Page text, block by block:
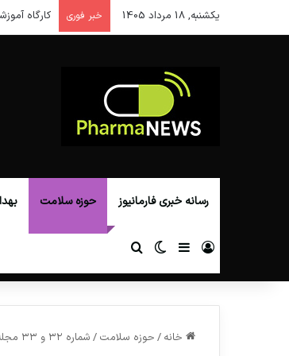
یکشنبه, 18 مرداد 1405 خبر فوری کارگاه
رسانه خبری فارمانیوز حوزه سلامت
ورود سایدبارتغییر پوسته
خانه / حوزه سلامت / شماره ۳۲ و ۳۳ مجله تخصصی شیمی‌دارویی منتشر شد.